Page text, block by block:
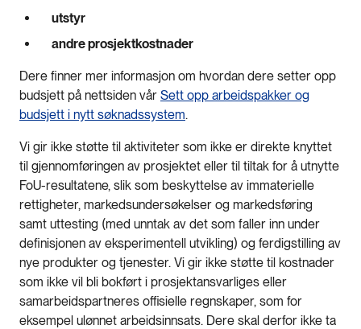
utstyr
andre prosjektkostnader
Dere finner mer informasjon om hvordan dere setter opp
budsjett på nettsiden vår Sett opp arbeidspakker og
budsjett i nytt søknadssystem.
Vi gir ikke støtte til aktiviteter som ikke er direkte knyttet
til gjennomføringen av prosjektet eller til tiltak for å utnytte
FoU-resultatene, slik som beskyttelse av immaterielle
rettigheter, markedsundersøkelser og markedsføring
samt uttesting (med unntak av det som faller inn under
definisjonen av eksperimentell utvikling) og ferdigstilling av
nye produkter og tjenester. Vi gir ikke støtte til kostnader
som ikke vil bli bokført i prosjektansvarliges eller
samarbeidspartneres offisielle regnskaper, som for
eksempel ulønnet arbeidsinnsats. Dere skal derfor ikke ta